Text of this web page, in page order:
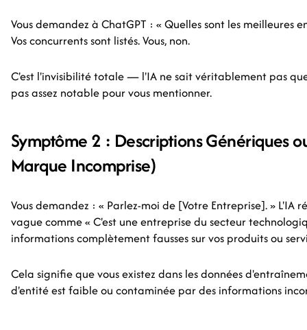
Vous demandez à ChatGPT : « Quelles sont les meilleures
Vos concurrents sont listés. Vous, non.
C'est l'invisibilité totale — l'IA ne sait véritablement pas que
pas assez notable pour vous mentionner.
Symptôme 2 : Descriptions Génériques
Marque Incomprise)
Vous demandez : « Parlez-moi de [Votre Entreprise]. » L'IA
vague comme « C'est une entreprise du secteur
informations complètement fausses sur vos produits ou
Cela signifie que vous existez dans les données
d'entité est faible ou contaminée par des informations